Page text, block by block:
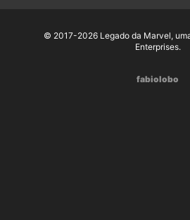
© 2017-2026 Legado da Marvel,
Enterprises.
fabiolobo